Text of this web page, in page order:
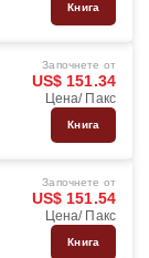
Книга
Започнете от
US$ 151.34
Цена/ Пакс
Книга
Започнете от
US$ 151.54
Цена/ Пакс
Книга